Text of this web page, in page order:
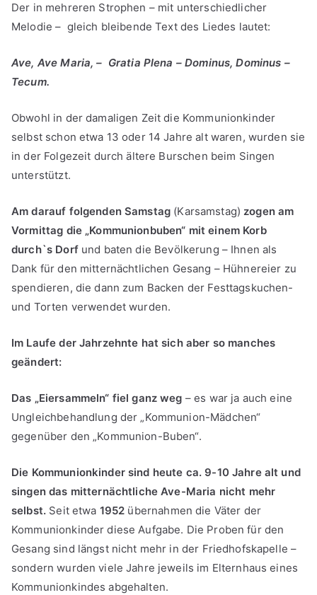
Der in mehreren Strophen – mit unterschiedlicher
Melodie – gleich bleibende Text des Liedes lautet:
Ave, Ave Maria, – Gratia Plena – Dominus, Dominus –
Tecum.
Obwohl in der damaligen Zeit die Kommunionkinder
selbst schon etwa 13 oder 14 Jahre alt waren, wurden sie
in der Folgezeit durch ältere Burschen beim Singen
unterstützt.
Am darauf folgenden Samstag (Karsamstag)zogen am
Vormittag die „Kommunionbuben“ mit einem Korb
durch`s Dorfund baten die Bevölkerung – Ihnen als
Dank für den mitternächtlichen Gesang – Hühnereier zu
spendieren, die dann zum Backen der Festtagskuchen-
und Torten verwendet wurden.
Im Laufe der Jahrzehnte hat sich aber so manches
geändert:
Das „Eiersammeln“ fiel ganz weg – es war ja auch eine
Ungleichbehandlung der „Kommunion-Mädchen“
gegenüber den „Kommunion-Buben“.
Die Kommunionkinder sind heute ca. 9-10 Jahre alt und
singen das mitternächtliche Ave-Maria nicht mehr
selbst. Seit etwa 1952 übernahmen die Väter der
Kommunionkinder diese Aufgabe. Die Proben für den
Gesang sind längst nicht mehr in der Friedhofskapelle –
sondern wurden viele Jahre jeweils im Elternhaus eines
Kommunionkindes abgehalten.